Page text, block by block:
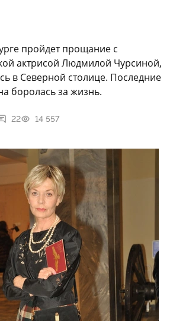
пройдет прощание с
актрисой Людмилой Чурсиной,
в Северной столице. Последние
боролась за жизнь.
22 14 557